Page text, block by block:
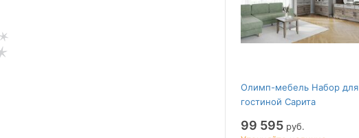
Олимп-мебель Набор для
гостиной Сарита
99 595 руб.